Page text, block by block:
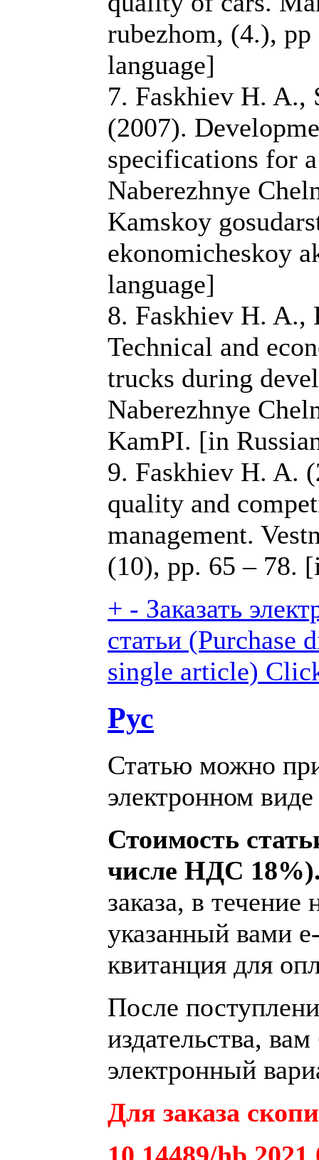
rubezhom, (4.),
language]
7. Faskhiev H. A.,
(2007).
specifications for
Naberezhnye
Kamskoy
ekonomicheskoy
language]
8. Faskhiev H.
Technical and
trucks during
Naberezhnye
KamPI. [in
9. Faskhiev H. A.
quality and
management.
(10), pp. 65 – 78.
+ - Заказать
статьи (Purchase
single article)
Рус
Статью можно
электронном
Стоимость
числе НДС
заказа, в течение
указанный вами
квитанция для
После
издательства,
электронный
Для заказа